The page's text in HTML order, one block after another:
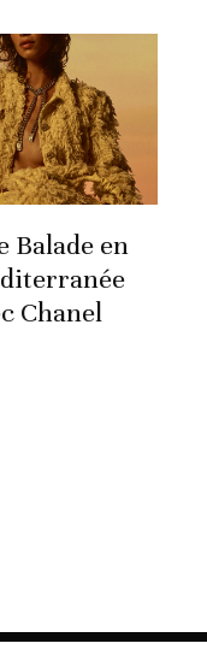
Balade en
Chanel